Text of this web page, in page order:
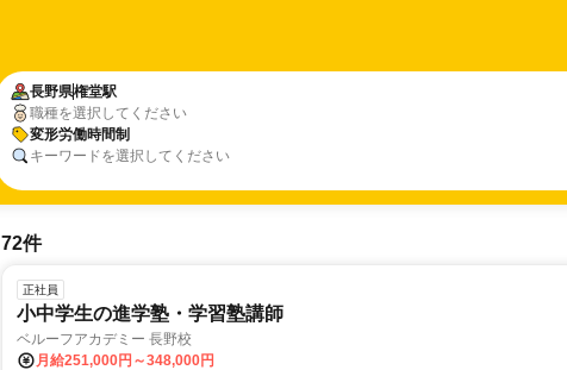
長野県権堂駅
職種を選択してください
変形労働時間制
キーワードを選択してください
72件
正社員
小中学生の進学塾・学習塾講師
ベルーフアカデミー 長野校
月給251,000円～348,000円